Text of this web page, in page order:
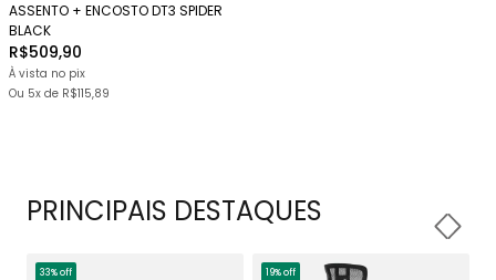
ASSENTO + ENCOSTO DT3 SPIDER
BLACK
R$509,90
À vista no pix
Ou 5x de R$115,89
PRINCIPAIS DESTAQUES
33% off 19% off